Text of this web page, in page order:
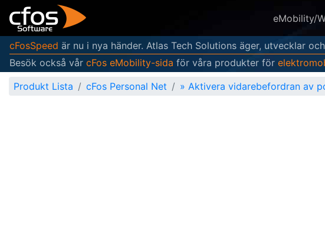
eMobility/
cFosSpeed är nu i nya händer. Atlas Tech Solutions äger, utvecklar
Besök också vår cFos eMobility-sida för våra produkter för
Produkt Lista
cFos Personal Net » Aktivera vidarebefordran av